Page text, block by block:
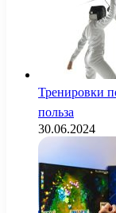
Тренировки
польза
30.06.2024